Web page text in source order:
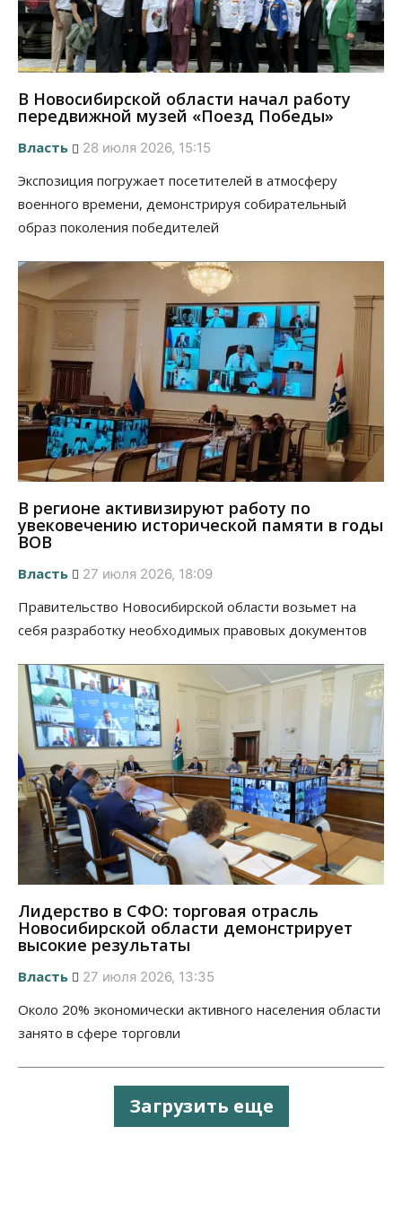
В Новосибирской области начал работу
передвижной музей «Поезд Победы»
Власть 28 июля 2026, 15:15
Экспозиция погружает посетителей в атмосферу
военного времени, демонстрируя собирательный
образ поколения победителей
В регионе активизируют работу по
увековечению исторической памяти в годы
ВОВ
Власть 27 июля 2026, 18:09
Правительство Новосибирской области возьмет на
себя разработку необходимых правовых документов
Лидерство в СФО: торговая отрасль
Новосибирской области демонстрирует
высокие результаты
Власть 27 июля 2026, 13:35
Около 20% экономически активного населения области
занято в сфере торговли
Загрузить еще